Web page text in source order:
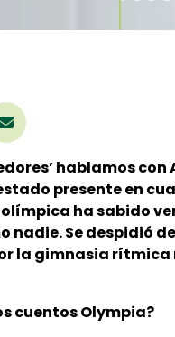
hablamos
presente en
ha sabido
nadie. Se despidió
la gimnasia
cuentos Olympia?